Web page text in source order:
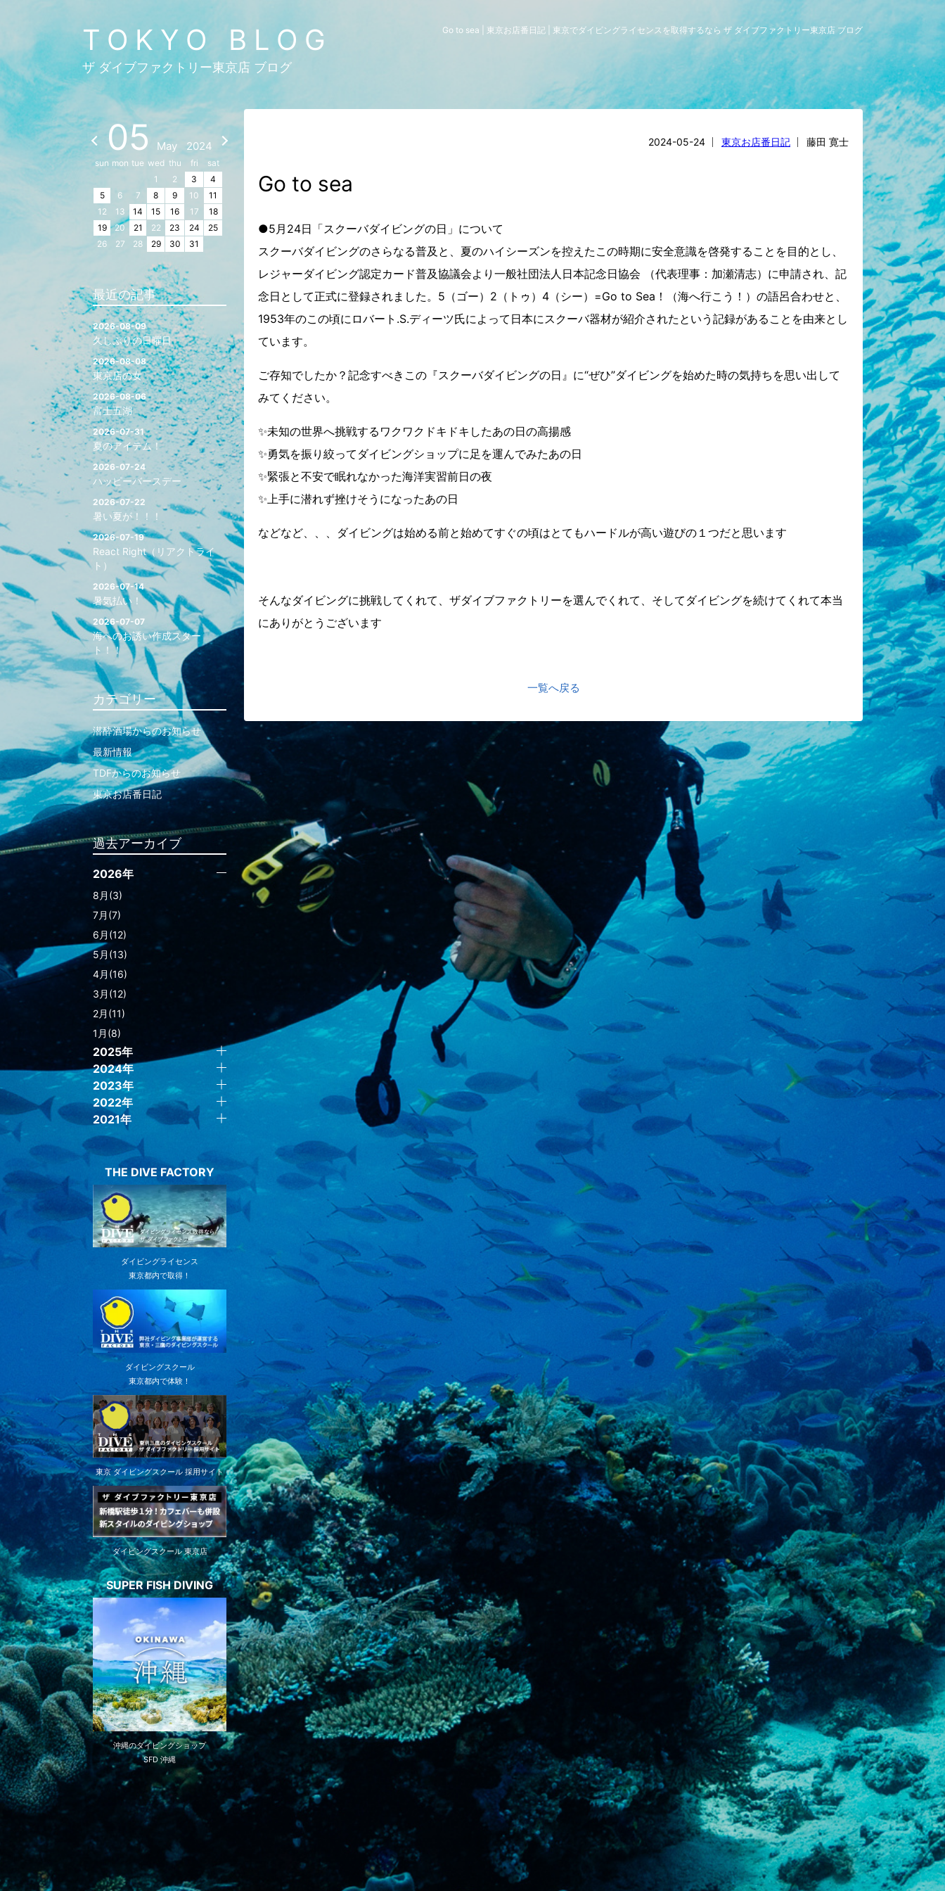
TOKYO BLOG
ザ ダイブファクトリー東京店 ブログ
Go to sea | 東京お店番日記 | 東京でダイビングライセンスを取得するなら ザ ダイブファクトリー東京店 ブログ
2024-05-24 東京お店番日記 藤田 寛士
Go to sea
●5月24日「スクーバダイビングの日」について
スクーバダイビングのさらなる普及と、夏のハイシーズンを控えたこの時期に安全意識を啓発することを目的とし、
レジャーダイビング認定カード普及協議会より一般社団法人日本記念日協会 （代表理事：加瀬清志）に申請され、記
念日として正式に登録されました。5（ゴー）2（トゥ）4（シー）=Go to Sea！（海へ行こう！）の語呂合わせと、
1953年のこの頃にロバート.S.ディーツ氏によって日本にスクーバ器材が紹介されたという記録があることを由来とし
ています。
ご存知でしたか？記念すべきこの『スクーバダイビングの日』に“ぜひ”ダイビングを始めた時の気持ちを思い出して
みてください。
✨未知の世界へ挑戦するワクワクドキドキしたあの日の高揚感
✨勇気を振り絞ってダイビングショップに足を運んでみたあの日
✨緊張と不安で眠れなかった海洋実習前日の夜
✨上手に潜れず挫けそうになったあの日
などなど、、、ダイビングは始める前と始めてすぐの頃はとてもハードルが高い遊びの１つだと思います
そんなダイビングに挑戦してくれて、ザダイブファクトリーを選んでくれて、そしてダイビングを続けてくれて本当
にありがとうございます
一覧へ戻る
05 May 2024
sun mon tue wed thu fri
sat
1
2 3
4
5
6 7 8 9 10
11
12
13 14 15 16 17
18
19
20 21 22 23 24
25
26
27 28 29 30 31
最近の記事
2026-08-09
久しぶりの日曜日
2026-08-08
東京店の女
2026-08-06
富士五湖
2026-07-31
夏のアイテム！
2026-07-24
ハッピーバースデー
2026-07-22
暑い夏が！！！
2026-07-19
React Right（リアクトライ
ト）
2026-07-14
暑気払い！
2026-07-07
海へのお誘い作成スター
ト！！
カテゴリー
潜酔酒場からのお知らせ
最新情報
TDFからのお知らせ
東京お店番日記
過去アーカイブ
2026年
8月(3)
7月(7)
6月(12)
5月(13)
4月(16)
3月(12)
2月(11)
1月(8)
2025年
2024年
2023年
2022年
2021年
THE DIVE FACTORY
ダイビングライセンス
東京都内で取得！
ダイビングスクール
東京都内で体験！
東京 ダイビングスクール 採用サイト
ダイビングスクール 東京店
SUPER FISH DIVING
沖縄のダイビングショップ
SFD 沖縄